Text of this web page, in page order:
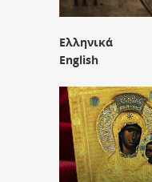
Ελληνικά
English